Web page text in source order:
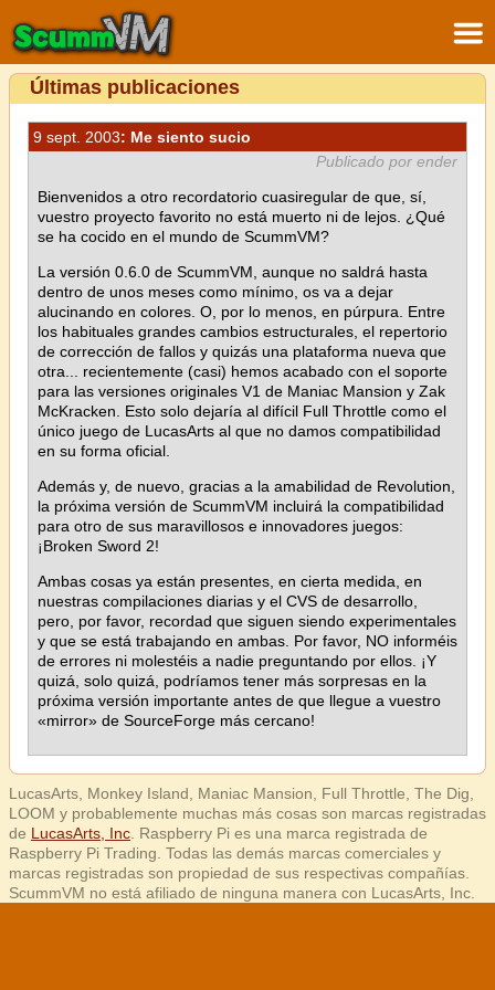
Últimas publicaciones
9 sept. 2003: Me siento sucio
Publicado por ender
Bienvenidos a otro recordatorio cuasiregular de que, sí,
vuestro proyecto favorito no está muerto ni de lejos. ¿Qué
se ha cocido en el mundo de ScummVM?
La versión 0.6.0 de ScummVM, aunque no saldrá hasta
dentro de unos meses como mínimo, os va a dejar
alucinando en colores. O, por lo menos, en púrpura. Entre
los habituales grandes cambios estructurales, el repertorio
de corrección de fallos y quizás una plataforma nueva que
otra... recientemente (casi) hemos acabado con el soporte
para las versiones originales V1 de Maniac Mansion y Zak
McKracken. Esto solo dejaría al difícil Full Throttle como el
único juego de LucasArts al que no damos compatibilidad
en su forma oficial.
Además y, de nuevo, gracias a la amabilidad de Revolution,
la próxima versión de ScummVM incluirá la compatibilidad
para otro de sus maravillosos e innovadores juegos:
¡Broken Sword 2!
Ambas cosas ya están presentes, en cierta medida, en
nuestras compilaciones diarias y el CVS de desarrollo,
pero, por favor, recordad que siguen siendo experimentales
y que se está trabajando en ambas. Por favor, NO informéis
de errores ni molestéis a nadie preguntando por ellos. ¡Y
quizá, solo quizá, podríamos tener más sorpresas en la
próxima versión importante antes de que llegue a vuestro
«mirror» de SourceForge más cercano!
LucasArts, Monkey Island, Maniac Mansion, Full Throttle, The Dig,
LOOM y probablemente muchas más cosas son marcas registradas
de LucasArts, Inc . Raspberry Pi es una marca registrada de
Raspberry Pi Trading. Todas las demás marcas comerciales y
marcas registradas son propiedad de sus respectivas compañías.
ScummVM no está afiliado de ninguna manera con LucasArts, Inc.